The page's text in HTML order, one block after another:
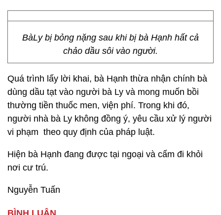
BàLy bị bỏng nặng sau khi bị bà Hạnh hất cả
chảo dầu sôi vào người.
Quá trình lấy lời khai, bà Hạnh thừa nhận chính bà
dùng dầu tạt vào người bà Ly và mong muốn bồi
thường tiền thuốc men, viện phí. Trong khi đó,
người nhà bà Ly không đồng ý, yêu cầu xử lý người
vi phạm theo quy định của pháp luật.
Hiện bà Hạnh đang được tại ngoại và cấm đi khỏi
nơi cư trú.
Nguyễn Tuấn